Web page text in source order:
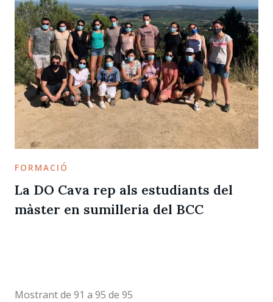
FORMACIÓ
La DO Cava rep als estudiants del
màster en sumilleria del BCC
Mostrant de 91 a 95 de 95